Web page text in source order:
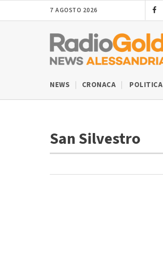
7 AGOSTO 2026
NEWS CRONACA POLITICA
San Silvestro